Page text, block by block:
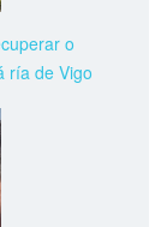
o
ría de Vigo